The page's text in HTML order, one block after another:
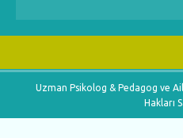
Uzman Psikolog & Pedagog ve
Hakları